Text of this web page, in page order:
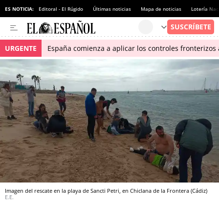
ES NOTICIA: Editoral - El Rúgido Últimas noticias Mapa de noticias Lotería
URGENTE España comienza a aplicar los controles
Imagen del rescate en la playa de Sancti Petri, en Chiclana de la Frontera (Cádiz)
E.E.